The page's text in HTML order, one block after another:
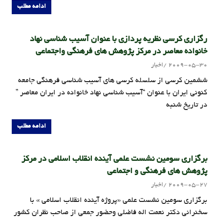
ادامه مطلب
رگزاری کرسی نظریه پردازی با عنوان آسیب شناسی نهاد
خانواده معاصر در مرکز پژوهش های فرهنگی واجتماعی
2009-05-30
admin
اخبار
ششمين کرسی از سلسله کرسی های آسيب شناسي فرهنگي جامعه
كنوني ايران با عنوان “آسیب شناسی نهاد خانواده در ايران معاصر ”
در تاريخ شنبه
ادامه مطلب
برگزاری سومین نشست علمی آینده انقلاب اسلامی در مرکز
پژوهش های فرهنگی و اجتماعی
2009-05-27
admin
اخبار
برگزاری سومین نشست علمی «پروژه آینده انقلاب اسلامی » با
سخنرانی دکتر نعمت اله فاضلی وحضور جمعی از صاحب نظران کشور